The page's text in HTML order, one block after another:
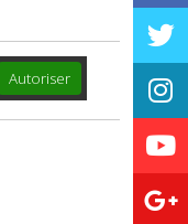
Autoriser